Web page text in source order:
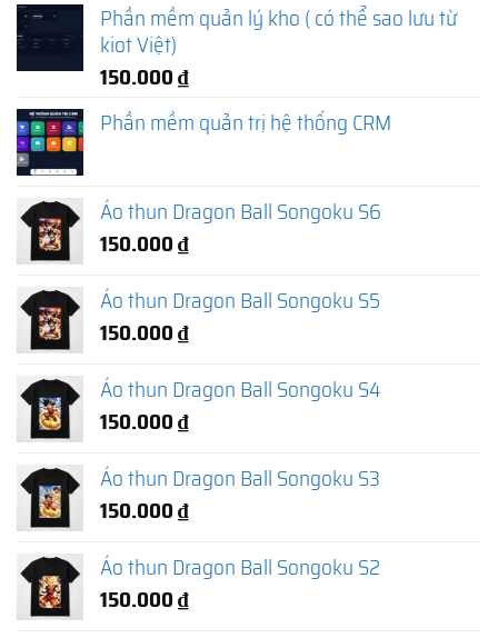
Phần mềm quản lý kho ( có thể sao lưu từ
kiot Việt)
150.000₫
Phần mềm quản trị hệ thống CRM
Áo thun Dragon Ball Songoku S6
150.000₫
Áo thun Dragon Ball Songoku S5
150.000₫
Áo thun Dragon Ball Songoku S4
150.000₫
Áo thun Dragon Ball Songoku S3
150.000₫
Áo thun Dragon Ball Songoku S2
150.000₫